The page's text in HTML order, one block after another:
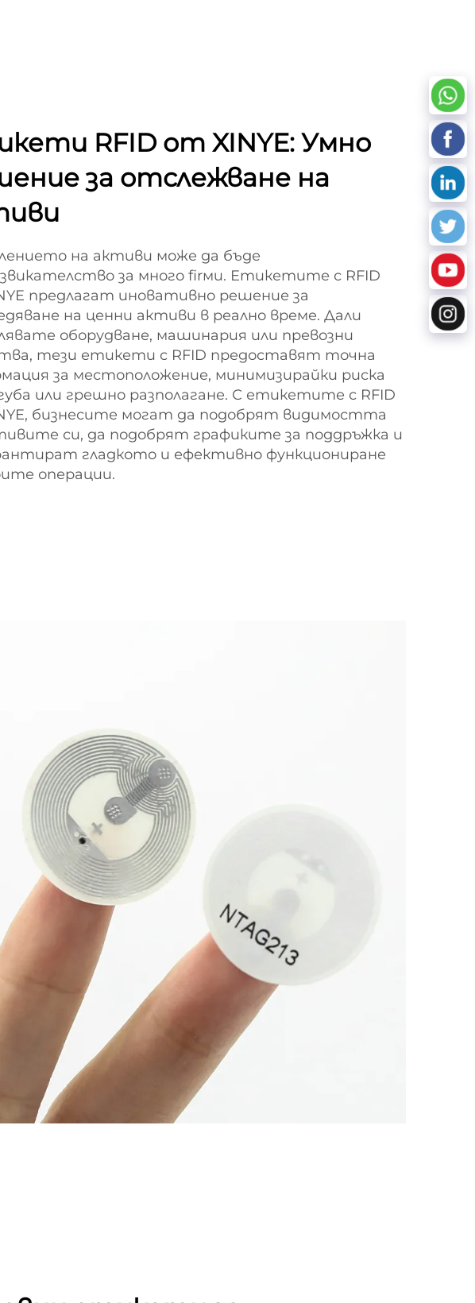
RFID от XINYE: Умно
за отслежване на
на активи може да бъде
за много firми. Етикетите с RFID
предлагат иновативно решение за
на ценни активи в реално време. Дали
оборудване, машинария или превозни
тези етикети с RFID предоставят точна
за местоположение, минимизирайки риска
или грешно разполагане. С етикетите с RFID
бизнесите могат да подобрят видимостта
си, да подобрят графиките за поддръжка и
гладкото и ефективно функциониране
операции.